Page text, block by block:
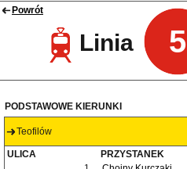
Powrót
Linia 5
PODSTAWOWE KIERUNKI
Teofilów
ULICA PRZYSTANEK